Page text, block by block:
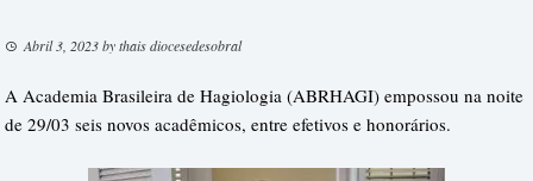
Abril 3, 2023bythais diocesedesobral
A Academia Brasileira de Hagiologia (ABRHAGI) empossou na noite
de 29/03 seis novos acadêmicos, entre efetivos e honorários.